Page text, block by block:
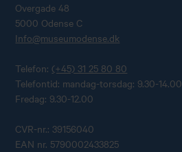
Overgade 48
5000 Odense C
Info@museumodense.dk
Telefon: (+45) 31 25 80 80
Telefontid: mandag-torsdag: 9.30-14.00
Fredag: 9.30-12.00
CVR-nr.: 39156040
EAN nr. 5790002433825